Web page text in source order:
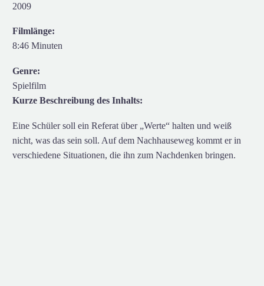
2009
Filmlänge:
8:46 Minuten
Genre:
Spielfilm
Kurze Beschreibung des Inhalts:
Eine Schüler soll ein Referat über „Werte“ halten und weiß
nicht, was das sein soll. Auf dem Nachhauseweg kommt er in
verschiedene Situationen, die ihn zum Nachdenken bringen.